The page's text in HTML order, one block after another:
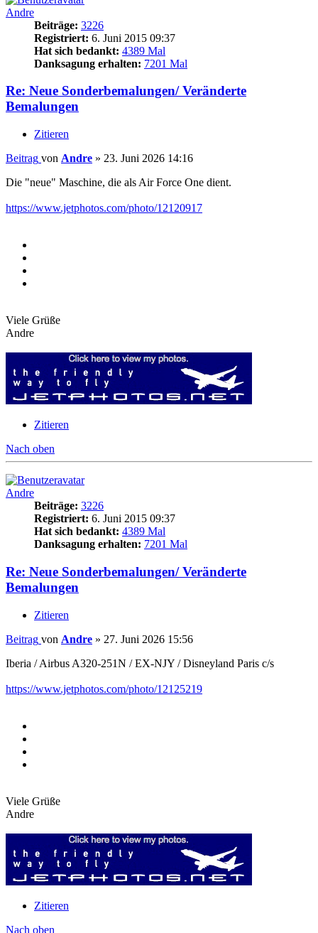
Andre
Beiträge: 3226
Registriert: 6. Juni 2015 09:37
Hat sich bedankt: 4389 Mal
Danksagung erhalten: 7201 Mal
Re: Neue Sonderbemalungen/ Veränderte
Bemalungen
Zitieren
Beitrag von Andre » 23. Juni 2026 14:16
Die "neue" Maschine, die als Air Force One dient.
https://www.jetphotos.com/photo/12120917
Viele Grüße
Andre
Zitieren
Nach oben
Andre
Beiträge: 3226
Registriert: 6. Juni 2015 09:37
Hat sich bedankt: 4389 Mal
Danksagung erhalten: 7201 Mal
Re: Neue Sonderbemalungen/ Veränderte
Bemalungen
Zitieren
Beitrag von Andre » 27. Juni 2026 15:56
Iberia / Airbus A320-251N / EX-NJY / Disneyland Paris c/s
https://www.jetphotos.com/photo/12125219
Viele Grüße
Andre
Zitieren
Nach oben